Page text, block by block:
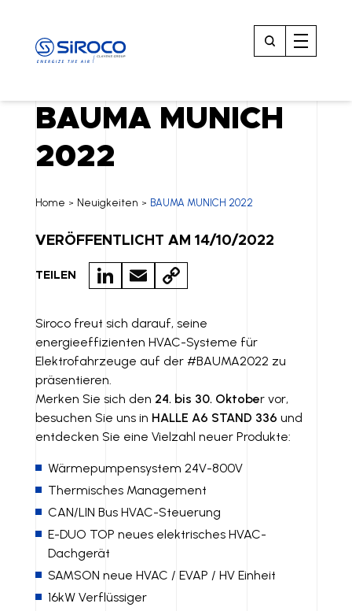
BAUMA MUNICH
2022
Home > Neuigkeiten > BAUMA MUNICH 2022
VERÖFFENTLICHT AM 14/10/2022
TEILEN
LI
K
E
D
I
N
E
A
IL
C
P
Y
N
K
Siroco freut sich darauf, seine
energieeffizienten HVAC-Systeme für
Elektrofahrzeuge auf der #BAUMA2022 zu
präsentieren.
Merken Sie sich den 24. bis 30. Oktober vor,
besuchen Sie uns in HALLE A6 STAND 336 und
entdecken Sie eine Vielzahl neuer Produkte:
Wärmepumpensystem 24V-800V
Thermisches Management
CAN/LIN Bus HVAC-Steuerung
E-DUO TOP neues elektrisches HVAC-
Dachgerät
SAMSON neue HVAC / EVAP / HV Einheit
16kW Verflüssiger